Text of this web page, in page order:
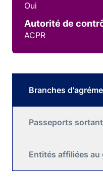
Oui
Autorité de
ACPR
Branches
Passeports
Entités affiliées au